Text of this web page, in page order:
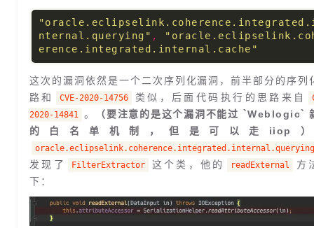
nternal.querying" ,
erence.integrated.internal.cache"
这次的漏洞依然是一个二次序列化漏洞，前半部分的序列
路和
CVE-2020-14756 类似，后面代码执行的思路来自
2020-14841
。
（要注意的是这个漏洞不能过 `Weblogic`
的白名单机制，但是可以走iiop
发现了 FilterExtractor 这个类，他的 readExternal
方
下：